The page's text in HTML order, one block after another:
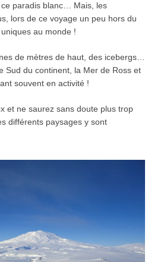
paradis blanc… Mais, les
lors de ce voyage un peu hors du
au monde !
de mètres de haut, des icebergs…
Sud du continent, la Mer de Ross et
souvent en activité !
et ne saurez sans doute plus trop
différents paysages y sont